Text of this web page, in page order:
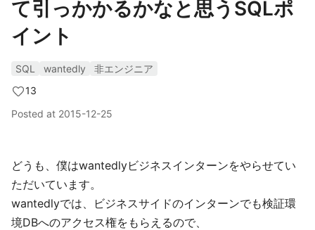
て引っかかるかなと思うSQLポ
イント
SQL wantedly
非エンジニア
13
Posted at 2015-12-25
どうも、僕はwantedlyビジネスインターンをやらせてい
ただいています。
wantedlyでは、ビジネスサイドのインターンでも検証環
境DBへのアクセス権をもらえるので、